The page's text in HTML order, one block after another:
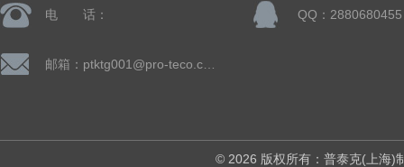
电 话： QQ：2880680455
© 2026 版权所有：普泰克(上海